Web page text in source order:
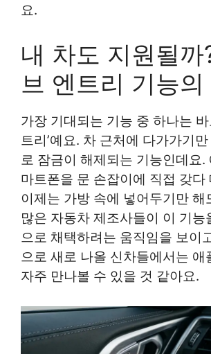
요.
내 차도 지원될까
브 엔트리 기능
가장 기대되는 기능 중 하나는 바
트리’예요. 차 근처에 다가가기
로 잠금이 해제되는 기능인데요.
마트폰을 문 손잡이에 직접 갖다
이제는 가방 속에 넣어두기만 해
많은 자동차 제조사들이 이 기능
으로 채택하려는 움직임을 보이
으로 새로 나올 신차들에서는 애
자주 만나볼 수 있을 것 같아요.